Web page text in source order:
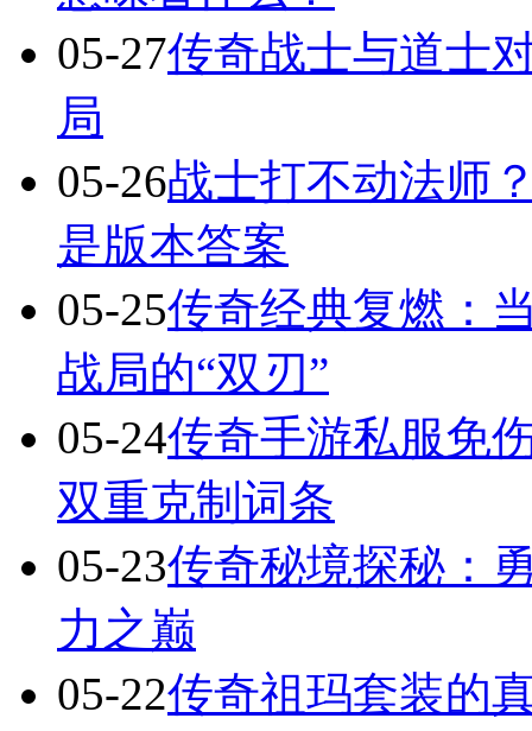
05-27传奇战士与道士
局
05-26战士打不动法师
是版本答案
05-25传奇经典复燃：
战局的“双刃”
05-24传奇手游私服免
双重克制词条
05-23传奇秘境探秘：
力之巅
05-22传奇祖玛套装的